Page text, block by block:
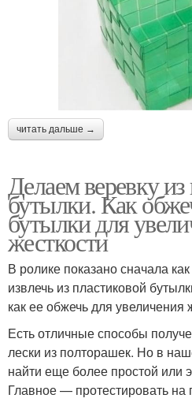
читать дальше →
Делаем веревку
бутылки. Как
бутылки для
жесткости
В ролике показано сначала
извлечь из пластиковой
как ее обжечь для увеличения
Есть отличные способы
лески из полторашек. Но в
найти еще более простой или
Главное — протестировать на